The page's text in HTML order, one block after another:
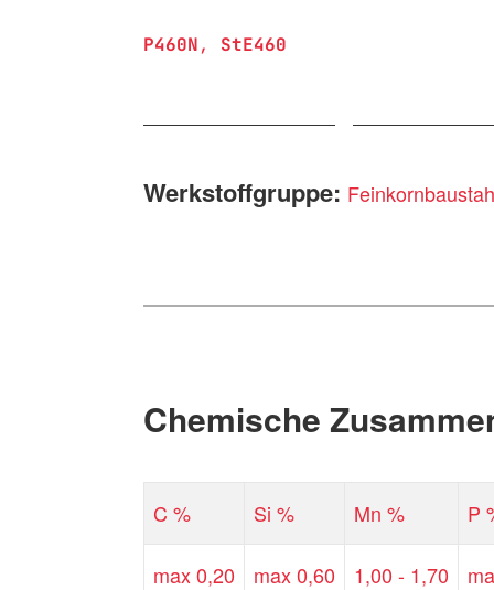
P460N StE460
Werkstoffgruppe:
Chemische
C % Si % Mn % P
max 0,20 max 0,60 1,00 - 1,70